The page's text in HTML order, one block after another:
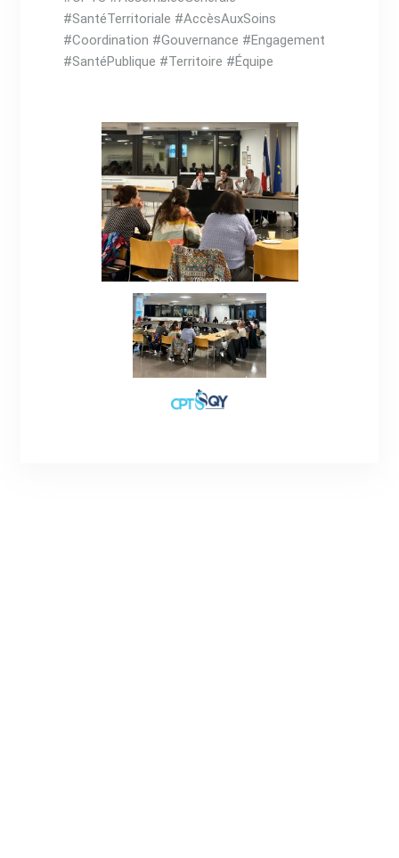
#SantéTerritoriale #AccèsAuxSoins
#Coordination #Gouvernance #Engagement
#SantéPublique #Territoire #Équipe